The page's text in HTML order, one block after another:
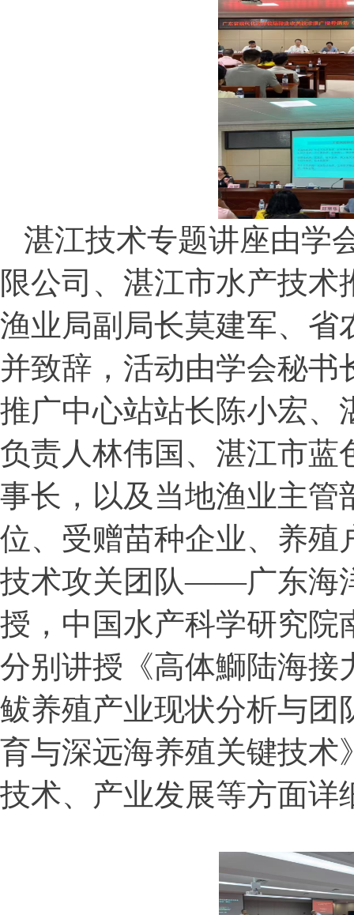
湛江技术专题讲座由学
限公司、湛江市水产技
渔业局副局长莫建军、省
并致辞，活动由学会秘
推广中心站站长陈小宏、
负责人林伟国、湛江市蓝
事长，以及当地渔业主管
位、受赠苗种企业、养殖
技术攻关团队——广东海
授，中国水产科学研究院
分别讲授《高体鰤陆海接
鲅养殖产业现状分析与团
育与深远海养殖关键技术
技术、产业发展等方面详